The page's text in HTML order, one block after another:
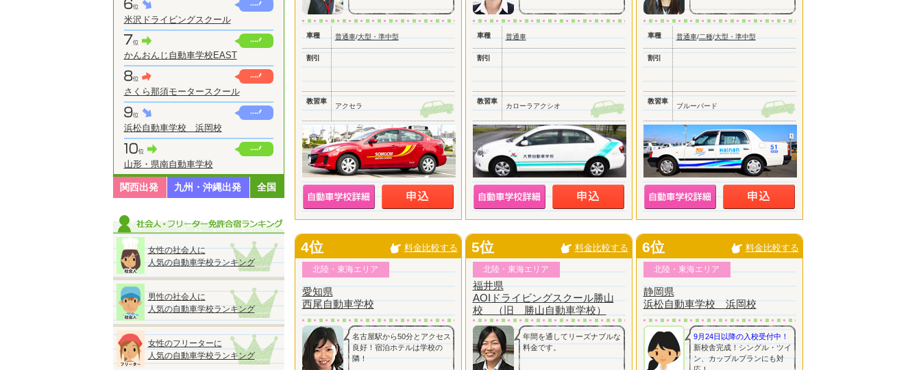
米沢ドライビングスクール
かんおんじ自動車学校EAST
さくら那須モータースクール
浜松自動車学校 浜岡校
山形・県南自動車学校
関西出発 九州・沖縄出発 全国
女性の社会人に
人気の自動車学校ランキング
男性の社会人に
人気の自動車学校ランキング
女性のフリーターに
人気の自動車学校ランキング
車種 普通車/大型・準中型
割引
教習車
アクセラ
車種 普通車
割引
教習車
カローラアクシオ
車種 普通車/二種/大型・準中型
割引
教習車
ブルーバード
4位 料金比較する
北陸・東海エリア
愛知県
西尾自動車学校
名古屋駅から50分とアクセス
良好！宿泊ホテルは学校の
隣！
5位 料金比較する
北陸・東海エリア
福井県
AOIドライビングスクール勝山
校 （旧 勝山自動車学校）
年間を通してリーズナブルな
料金です。
6位 料金比較する
北陸・東海エリア
静岡県
浜松自動車学校 浜岡校
9月24日以降の入校受付中！
新校舎完成！シングル・ツイ
ン、カップルプランにも対